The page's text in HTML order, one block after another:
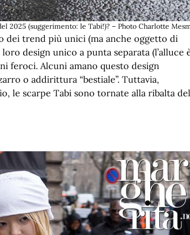
2025 (suggerimento: le Tabi!)? – Photo Charlotte
dei trend più unici (ma anche oggetto di
design unico a punta separata (l’alluce
feroci. Alcuni amano questo design
o addirittura “bestiale”. Tuttavia,
le scarpe Tabi sono tornate alla ribalta